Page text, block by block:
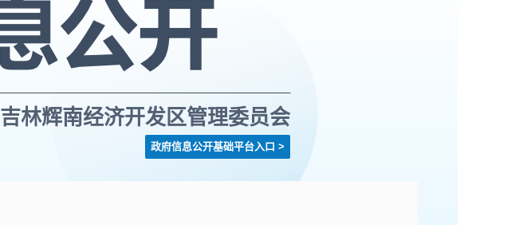
吉林辉南经济开发区管理委员会
政府信息公开基础平台入口 >